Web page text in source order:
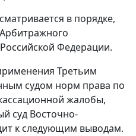
в порядке,
Арбитражного
Федерации.
Третьим
судом норм права по
жалобы,
суд Восточно-
к следующим выводам.